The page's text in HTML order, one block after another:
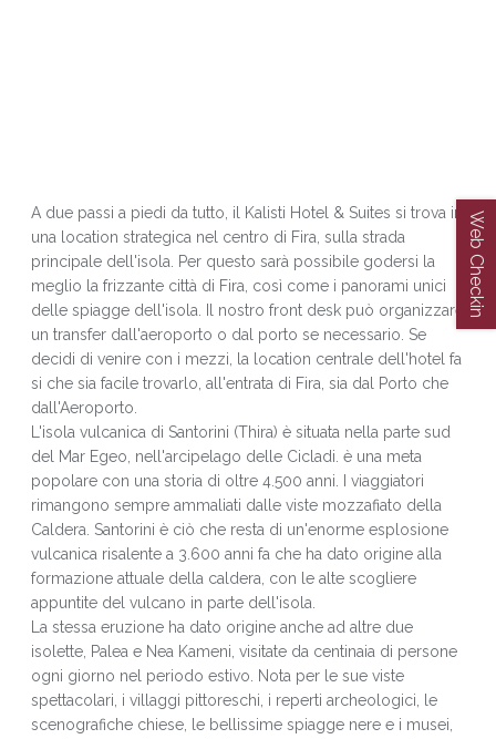
A due passi a piedi da tutto, il Kalisti Hotel & Suites si trova in
una location strategica nel centro di Fira, sulla strada
principale dell'isola. Per questo sarà possibile godersi la
meglio la frizzante città di Fira, così come i panorami unici
delle spiagge dell'isola. Il nostro front desk può organizzare
un transfer dall'aeroporto o dal porto se necessario. Se
decidi di venire con i mezzi, la location centrale dell'hotel fa
si che sia facile trovarlo, all'entrata di Fira, sia dal Porto che
dall'Aeroporto.
L'isola vulcanica di Santorini (Thira) è situata nella parte sud
del Mar Egeo, nell'arcipelago delle Cicladi. è una meta
popolare con una storia di oltre 4.500 anni. I viaggiatori
rimangono sempre ammaliati dalle viste mozzafiato della
Caldera. Santorini è ciò che resta di un'enorme esplosione
vulcanica risalente a 3.600 anni fa che ha dato origine alla
formazione attuale della caldera, con le alte scogliere
appuntite del vulcano in parte dell'isola.
La stessa eruzione ha dato origine anche ad altre due
isolette, Palea e Nea Kameni, visitate da centinaia di persone
ogni giorno nel periodo estivo. Nota per le sue viste
spettacolari, i villaggi pittoreschi, i reperti archeologici, le
scenografiche chiese, le bellissime spiagge nere e i musei,
Web Checkin